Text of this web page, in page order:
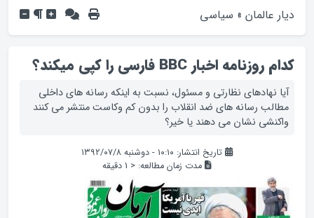
دیار عالمان » سیاسی
کدام روزنامه اخبار BBC فارسی را کپی میکند؟
آیا نهادهای نظارتی و مسئول، نسبت به اینکه رسانه های داخلی
مطالب رسانه های ضد انقلاب را بدون کم وکاست منتشر می کنند
واکنشی نشان می دهند یا خیر؟
تاریخ انتشار: ۱۰:۱۰ - دوشنبه ۱۳۹۲/۰۷/۸
مدت زمان مطالعه: < 1 دقیقه